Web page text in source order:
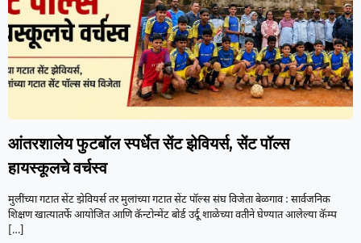
आंतरशालेय फुटबॉल स्पर्धेत सेंट झेवियर्स, सेंट पॉल्स
हायस्कूलचे वर्चस्व
मुलींच्या गटात सेंट झेवियर्स तर मुलांच्या गटात सेंट पॉल्स संघ विजेता बेळगाव : सार्वजनिक
शिक्षण खात्यातर्फे आयोजित आणि कॅन्टोन्मेंट बोर्ड उर्दू शाळेच्या वतीने घेण्यात आलेल्या कॅम्प
[…]